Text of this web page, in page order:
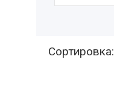
Сортировка: